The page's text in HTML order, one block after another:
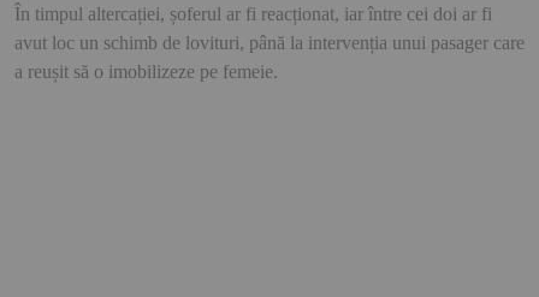
În timpul altercației, șoferul ar fi reacționat, iar între cei doi ar fi
avut loc un schimb de lovituri, până la intervenția unui pasager care
a reușit să o imobilizeze pe femeie.